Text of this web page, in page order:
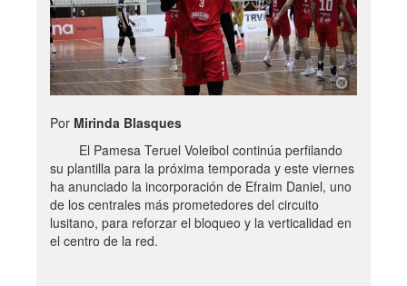
Por Mirinda Blasques
El Pamesa Teruel Voleibol continúa perfilando
su plantilla para la próxima temporada y este viernes
ha anunciado la incorporación de Efraim Daniel, uno
de los centrales más prometedores del circuito
lusitano, para reforzar el bloqueo y la verticalidad en
el centro de la red.